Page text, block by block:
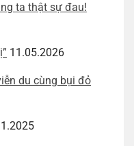
ta thật sự đau!
11.05.2026
du cùng bụi đỏ